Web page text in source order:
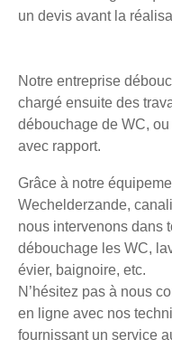
un devis avant la
Notre entreprise
chargé ensuite des
débouchage de WC,
avec rapport.
Grâce à notre
Wechelderzande,
nous intervenons dans
débouchage les WC,
évier, baignoire, etc.
N’hésitez pas à nous
en ligne avec nos
fournissant un service